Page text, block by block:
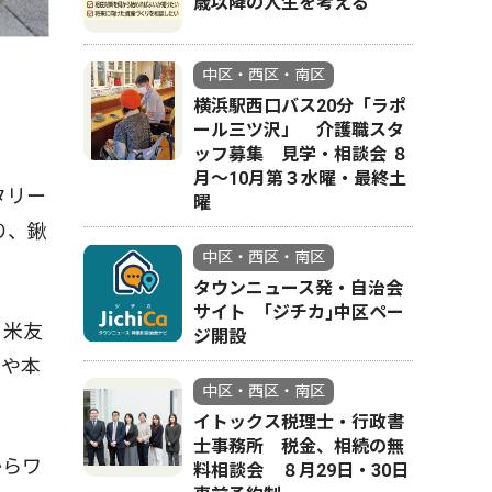
リー
、鍬
友
本
ワ
中区・西区・南区
横浜駅西口バス20分「ラポ
ール三ツ沢」 介護職スタ
ッフ募集 見学・相談会 ８
月〜10月第３水曜・最終土
曜
中区・西区・南区
タウンニュース発・自治会
サイト ｢ジチカ｣中区ペー
ジ開設
中区・西区・南区
イトックス税理士・行政書
士事務所 税金、相続の無
料相談会 ８月29日・30日